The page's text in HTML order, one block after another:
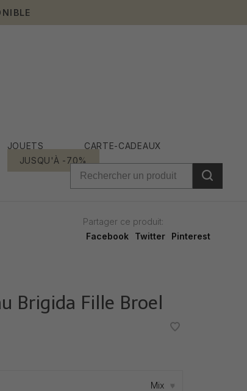
JOUETS
CARTE-CADEAUX
JUSQU'À -70%
Partager ce produit:
Facebook
Twitter Pinterest
Brigida Fille Broel
Mix ▾